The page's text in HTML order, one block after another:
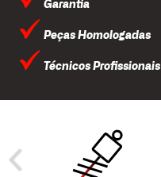
Garantia
Peças Homologadas
Técnicos Profissionais